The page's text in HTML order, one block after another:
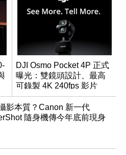
DJI Osmo Pocket 4P 正式
曝光：雙鏡頭設計、最高
可錄製 4K 240fps 影片
影本質？Canon 新一代
隨身機傳今年底前現身